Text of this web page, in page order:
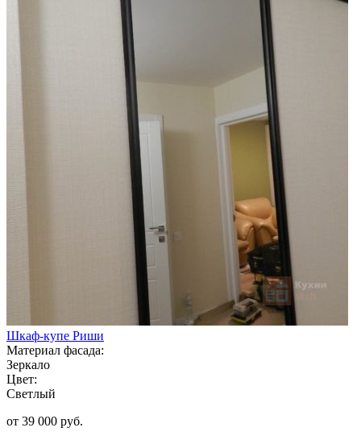
Шкаф-купе Риши
Материал фасада:
Зеркало
Цвет:
Светлый
от 39 000 руб.